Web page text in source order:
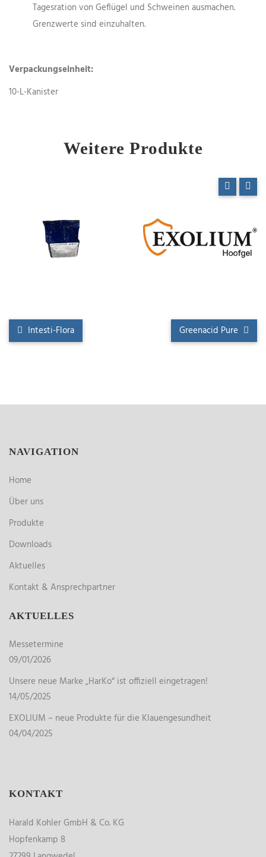
Tagesration von Geflügel und Schweinen ausmachen.
Grenzwerte sind einzuhalten.
Verpackungseinheit:
10-L-Kanister
Weitere Produkte
Intesti-Flora Greenacid Pure
NAVIGATION
Home
Über uns
Produkte
Downloads
Aktuelles
Kontakt & Ansprechpartner
AKTUELLES
Messetermine
09/01/2026
Unsere neue Marke „HarKo“ ist offiziell eingetragen!
14/05/2025
EXOLIUM – neue Produkte für die Klauengesundheit
04/04/2025
KONTAKT
Harald Kohler GmbH & Co. KG
Hopfenkamp 8